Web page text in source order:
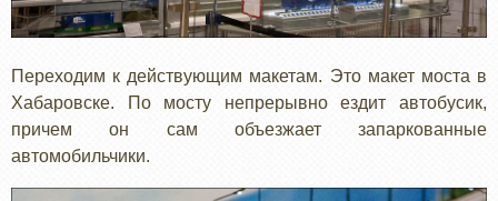
Переходим к действующим макетам. Это макет моста в
Хабаровске. По мосту непрерывно ездит автобусик,
причем он сам объезжает запаркованные
автомобильчики.